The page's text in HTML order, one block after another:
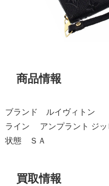
商品情報
ブランド ルイヴィトン
ライン アンプラント ジッ
状態 ＳＡ
買取情報